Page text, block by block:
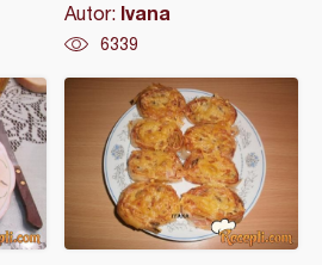
Autor: Ivana
6339